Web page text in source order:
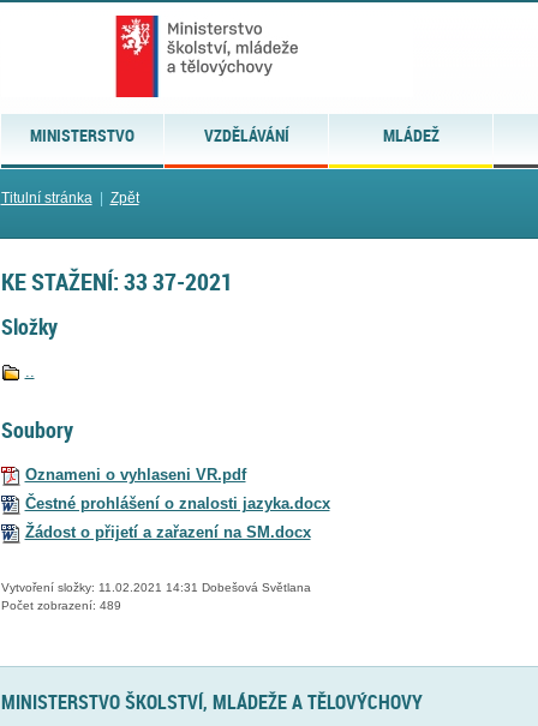
MINISTERSTVO VZDĚLÁVÁNÍ MLÁDEŽ
Titulní stránka| Zpět
KE STAŽENÍ: 33 37-2021
Složky
..
Soubory
Oznameni o vyhlaseni VR.pdf
Čestné prohlášení o znalosti jazyka.docx
Žádost o přijetí a zařazení na SM.docx
Vytvoření složky: 11.02.2021 14:31 Dobešová Světlana
Počet zobrazení: 489
MINISTERSTVO ŠKOLSTVÍ, MLÁDEŽE A TĚLOVÝCHOVY